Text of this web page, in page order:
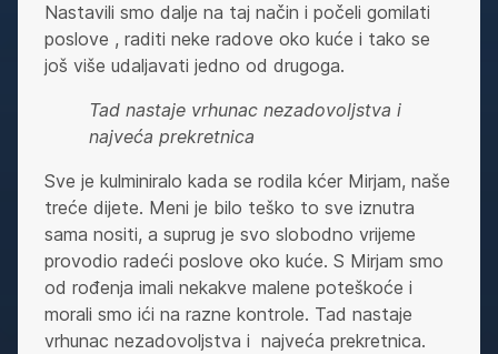
Nastavili smo dalje na taj način i počeli gomilati
poslove , raditi neke radove oko kuće i tako se
još više udaljavati jedno od drugoga.
Tad nastaje vrhunac nezadovoljstva i
najveća prekretnica
Sve je kulminiralo kada se rodila kćer Mirjam, naše
treće dijete. Meni je bilo teško to sve iznutra
sama nositi, a suprug je svo slobodno vrijeme
provodio radeći poslove oko kuće. S Mirjam smo
od rođenja imali nekakve malene poteškoće i
morali smo ići na razne kontrole. Tad nastaje
vrhunac nezadovoljstva i najveća prekretnica.